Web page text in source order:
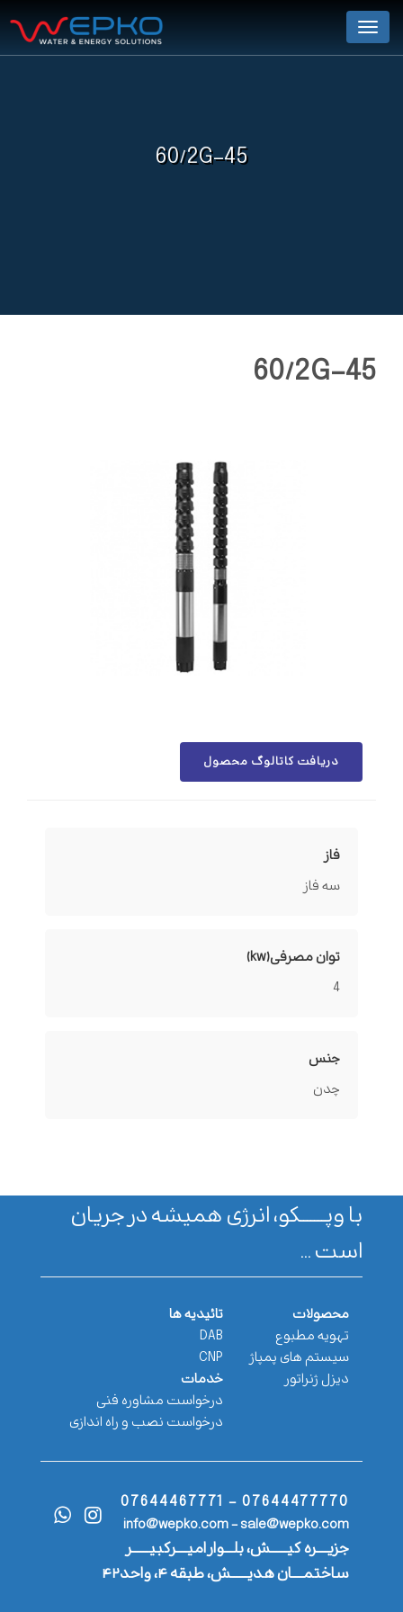
Menu
60/2G-45
60/2G-45
دریافت کاتالوگ محصول
فاز
سه فاز
توان مصرفی(kw)
4
جنس
چدن
با وپـــــــکو، انرژی همیشه در جریان
است ...
محصولات
تهویه مطبوع
سیستم های پمپاژ
دیزل ژنراتور
تائیدیه ها
DAB
CNP
خدمات
درخواست مشاوره فنی
درخواست نصب و راه اندازی
07644477770 - 07644467771
info@wepko.com - sale@wepko.com
جزیــــره کیــــــش، بلـــوار امیــــرکبیــــــر
ساختمــــان هدیــــــش، طبقه ۴، واحد۴۲